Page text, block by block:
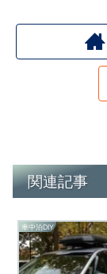
関連記事
車中泊DIY